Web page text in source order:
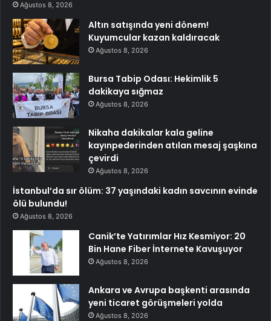
Ağustos 8, 2026
Altın satışında yeni dönem!
Kuyumcular kazan kaldıracak
Ağustos 8, 2026
Bursa Tabip Odası: Hekimlik 5
dakikaya sığmaz
Ağustos 8, 2026
Nikaha dakikalar kala geline
kayınpederinden atılan mesaj şaşkına
çevirdi
Ağustos 8, 2026
İstanbul’da sır ölüm: 37 yaşındaki kadın savcının evinde
ölü bulundu!
Ağustos 8, 2026
Canik’te Yatırımlar Hız Kesmiyor: 20
Bin Hane Fiber İnternete Kavuşuyor
Ağustos 8, 2026
Ankara ve Avrupa başkenti arasında
yeni ticaret görüşmeleri yolda
Ağustos 8, 2026